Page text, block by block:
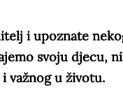
i upoznate
svoju djecu,
važnog u životu.